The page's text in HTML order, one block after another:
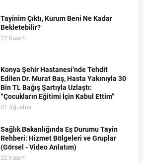
Tayinim Çıktı, Kurum Beni Ne Kadar
Bekletebilir?
22 Kasım
Konya Şehir Hastanesi’nde Tehdit
Edilen Dr. Murat Baş, Hasta Yakınıyla 30
Bin TL Bağış Şartıyla Uzlaştı:
“Çocukların Eğitimi İçin Kabul Ettim”
01 Ağustos
Sağlık Bakanlığında Eş Durumu Tayin
Rehberi: Hizmet Bölgeleri ve Gruplar
(Görsel - Video Anlatım)
22 Kasım